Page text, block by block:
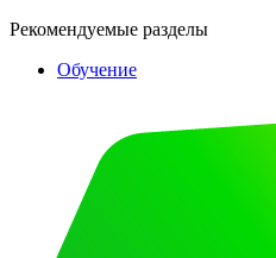
Рекомендуемые разделы
Обучение